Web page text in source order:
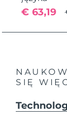
€ 63,19
SIĘ